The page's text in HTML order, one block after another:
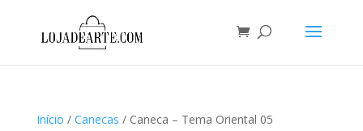
Início / Canecas / Caneca – Tema Oriental 05